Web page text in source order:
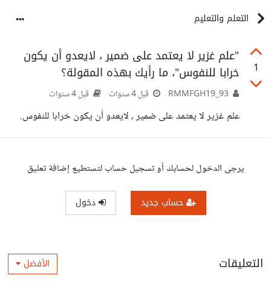
التعلم والتعليم
1
"علم غزير لا يعتمد على ضمير ، لايعدو أن يكون
خرابا للنفوس"، ما رأيك بهذه المقولة؟
قبل 4 سنوات قبل 4 سنوات
علم غزير لا يعتمد على ضمير ، لايعدو أن يكون خرابا للنفوس.
يرجى الدخول لحسابك أو تسجيل حساب لتستطيع إضافة تعليق
حساب جديد دخول
التعليقات الأفضل